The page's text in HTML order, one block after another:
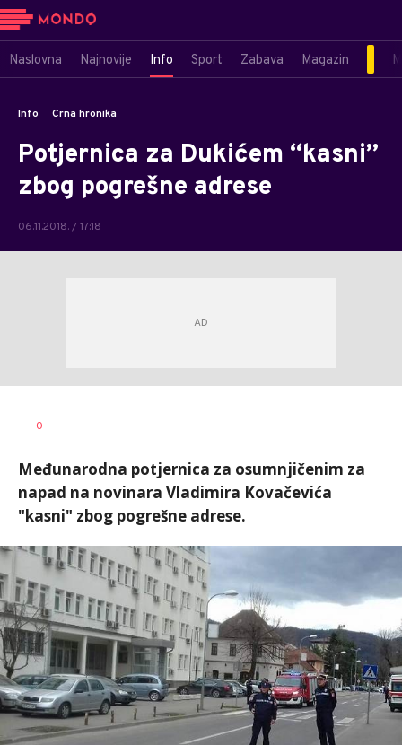
Naslovna Najnovije Info Sport Zabava Magazin
Info Crna hronika
Potjernica za Dukićem “kasni”
zbog pogrešne adrese
06.11.2018. / 17:18
AUTORI
Svitlica
0
Međunarodna potjernica za osumnjičenim za
napad na novinara Vladimira Kovačevića
"kasni" zbog pogrešne adrese.